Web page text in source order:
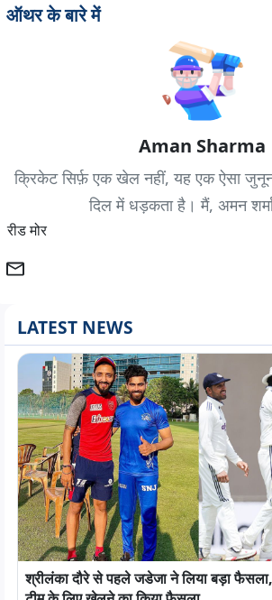
ऑथर के बारे में
Aman Sharma
क्रिकेट सिर्फ़ एक खेल नहीं, यह एक ऐसा
दिल में धड़कता है। मैं, अमन
रीड मोर
LATEST NEWS
श्रीलंका दौरे से पहले जडेजा ने लिया बड़ा फैसला,